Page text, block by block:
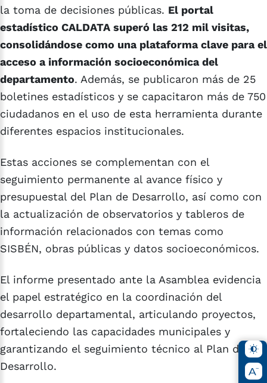
la toma de decisiones públicas. El portal
estadístico CALDATA superó las 212 mil visitas,
consolidándose como una plataforma clave para el
acceso a información socioeconómica del
departamento. Además, se publicaron más de 25
boletines estadísticos y se capacitaron más de 750
ciudadanos en el uso de esta herramienta durante
diferentes espacios institucionales.
Estas acciones se complementan con el
seguimiento permanente al avance físico y
presupuestal del Plan de Desarrollo, así como con
la actualización de observatorios y tableros de
información relacionados con temas como
SISBÉN, obras públicas y datos socioeconómicos.
El informe presentado ante la Asamblea evidencia
el papel estratégico en la coordinación del
desarrollo departamental, articulando proyectos,
fortaleciendo las capacidades municipales y
garantizando el seguimiento técnico al Plan de
Desarrollo.